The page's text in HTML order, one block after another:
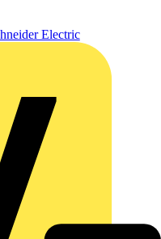
Electric